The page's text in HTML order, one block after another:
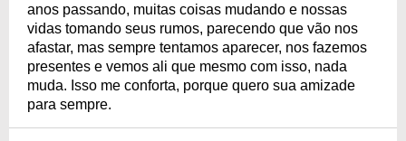
anos passando, muitas coisas mudando e nossas
vidas tomando seus rumos, parecendo que vão nos
afastar, mas sempre tentamos aparecer, nos fazemos
presentes e vemos ali que mesmo com isso, nada
muda. Isso me conforta, porque quero sua amizade
para sempre.